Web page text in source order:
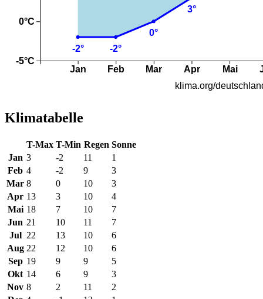
Klimatabelle
T-Max T-Min Regen Sonne
Jan 3 -2 11
1
Feb 4 -2 9
3
Mar 8 0 10
3
Apr 13 3 10
4
Mai 18 7 10
7
Jun 21 10 11
7
Jul 22 13 10
6
Aug 22 12 10
6
Sep 19 9 9
5
Okt 14 6 9
3
Nov 8 2 11
2